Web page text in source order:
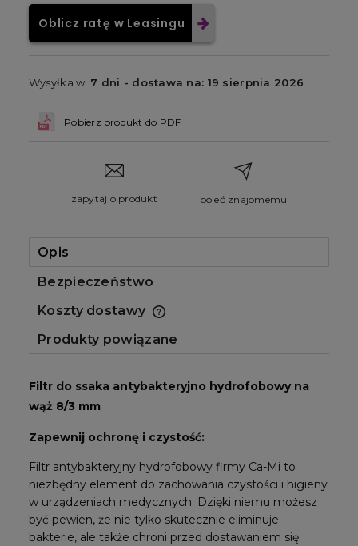
Oblicz ratę w Leasingu
Wysyłka w: 7 dni - dostawa na: 19 sierpnia 2026
Pobierz produkt do PDF
zapytaj o produkt poleć znajomemu
Opis
Bezpieczeństwo
Koszty dostawy
Cena nie zawiera ewentualnych kosztów
płatności
Produkty powiązane
Filtr do ssaka antybakteryjno hydrofobowy na
wąż 8/3 mm
Zapewnij ochronę i czystość:
Filtr antybakteryjny hydrofobowy firmy Ca-Mi to
niezbędny element do zachowania czystości i higieny
w urządzeniach medycznych. Dzięki niemu możesz
być pewien, że nie tylko skutecznie eliminuje
bakterie, ale także chroni przed dostawaniem się